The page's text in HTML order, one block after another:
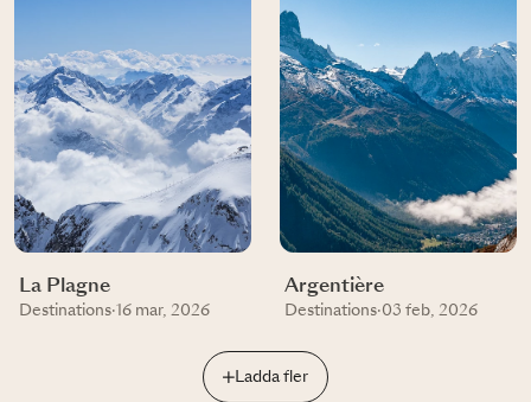
La Plagne
Destinations· 16 mar, 2026
Argentière
Destinations·03 feb, 2026
Ladda fler